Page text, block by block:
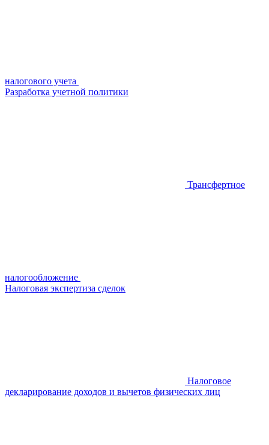
налогового учета
Разработка учетной политики
Трансфертное
налогообложение
Налоговая экспертиза сделок
Налоговое
декларирование доходов и вычетов физических лиц